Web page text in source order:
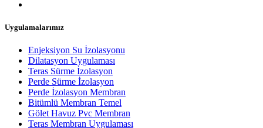
Uygulamalarımız
Enjeksiyon Su İzolasyonu
Dilatasyon Uygulaması
Teras Sürme İzolasyon
Perde Sürme İzolasyon
Perde İzolasyon Membran
Bitümlü Membran Temel
Gölet Havuz Pvc Membran
Teras Membran Uygulaması